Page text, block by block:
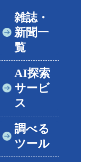
ブックスタート体験
レファレンスサービ
好きなおはなしの
雑誌・
新聞一
覧
AI探索
サービ
ス
調べる
ツール